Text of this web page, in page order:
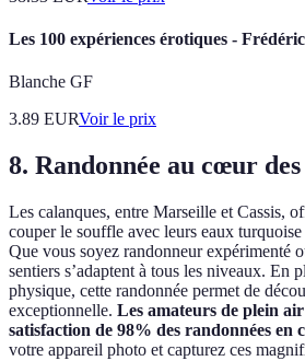
Les 100 expériences érotiques -
Blanche GF
3.89 EURVoir le prix
8. Randonnée au cœur
Les calanques, entre Marseille et Cassis,
couper le souffle avec leurs eaux
Que vous soyez randonneur expérimenté
sentiers s’adaptent à tous les niveaux. En
physique, cette randonnée permet de
exceptionnelle. Les amateurs de plein
satisfaction de 98% des randonnées en
votre appareil photo et capturez ces